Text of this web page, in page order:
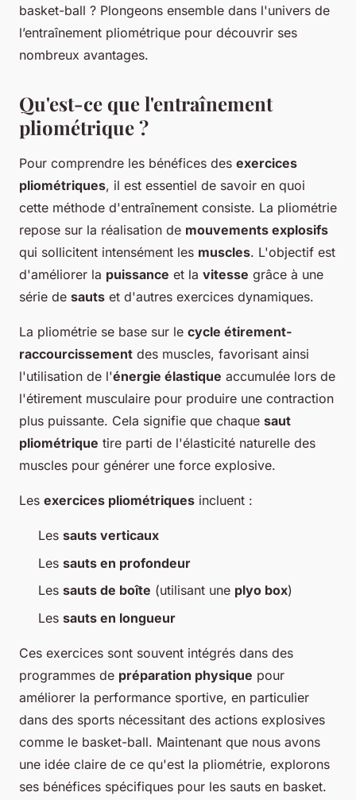
basket-ball ? Plongeons ensemble dans l'univers de
l’entraînement pliométrique pour découvrir ses
nombreux avantages.
Qu'est-ce que l'entraînement
pliométrique ?
Pour comprendre les bénéfices des exercices
pliométriques, il est essentiel de savoir en quoi
cette méthode d'entraînement consiste. La pliométrie
repose sur la réalisation de mouvements explosifs
qui sollicitent intensément les muscles. L'objectif est
d'améliorer la puissance et la vitesse grâce à une
série de sauts et d'autres exercices dynamiques.
La pliométrie se base sur le cycle étirement-
raccourcissement des muscles, favorisant ainsi
l'utilisation de l'énergie élastique accumulée lors de
l'étirement musculaire pour produire une contraction
plus puissante. Cela signifie que chaque saut
pliométrique tire parti de l'élasticité naturelle des
muscles pour générer une force explosive.
Les exercices pliométriques incluent :
Les sauts verticaux
Les sauts en profondeur
Les sauts de boîte (utilisant une plyo box)
Les sauts en longueur
Ces exercices sont souvent intégrés dans des
programmes de préparation physique pour
améliorer la performance sportive, en particulier
dans des sports nécessitant des actions explosives
comme le basket-ball. Maintenant que nous avons
une idée claire de ce qu'est la pliométrie, explorons
ses bénéfices spécifiques pour les sauts en basket.